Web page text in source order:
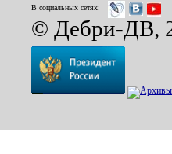
В социальных сетях:
© Дебри-ДВ,